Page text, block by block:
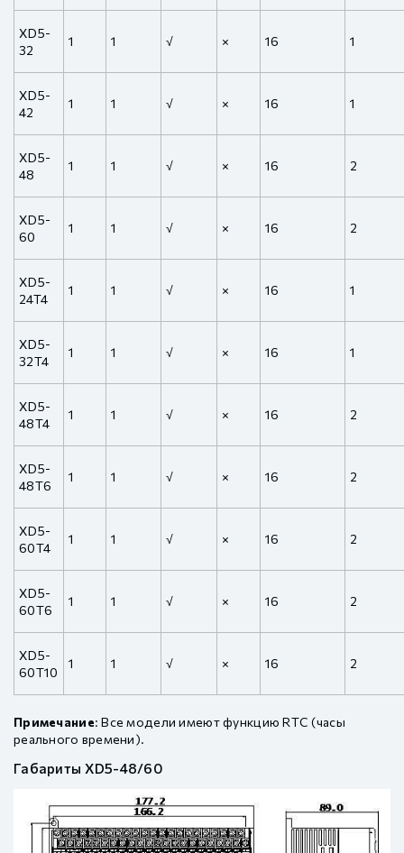
XD5-
32
1 1 √ × 16 1
XD5-
42
1 1 √ × 16 1
XD5-
48
1 1 √ × 16 2
XD5-
60
1 1 √ × 16 2
XD5-
24T4
1 1 √ × 16 1
XD5-
32T4
1 1 √ × 16 1
XD5-
48T4
1 1 √ × 16 2
XD5-
48T6
1 1 √ × 16 2
XD5-
60T4
1 1 √ × 16 2
XD5-
60T6
1 1 √ × 16 2
XD5-
60T10
1 1 √ × 16 2
Примечание: Все модели имеют функцию RTC (часы
реального времени).
Габариты XD5-48/60